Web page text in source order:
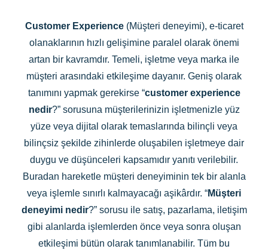
Customer Experience(Müşteri deneyimi), e-ticaret
olanaklarının hızlı gelişimine paralel olarak önemi
artan bir kavramdır. Temeli, işletme veya marka ile
müşteri arasındaki etkileşime dayanır. Geniş olarak
tanımını yapmak gerekirse “customer experience
nedir?” sorusuna müşterilerinizin işletmenizle yüz
yüze veya dijital olarak temaslarında bilinçli veya
bilinçsiz şekilde zihinlerde oluşabilen işletmeye dair
duygu ve düşünceleri kapsamıdır yanıtı verilebilir.
Buradan hareketle müşteri deneyiminin tek bir alanla
veya işlemle sınırlı kalmayacağı aşikârdır. “Müşteri
deneyimi nedir?” sorusu ile satış, pazarlama, iletişim
gibi alanlarda işlemlerden önce veya sonra oluşan
etkileşimi bütün olarak tanımlanabilir. Tüm bu